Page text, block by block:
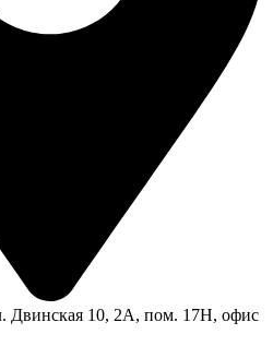
Двинская 10, 2А, пом. 17Н, офис